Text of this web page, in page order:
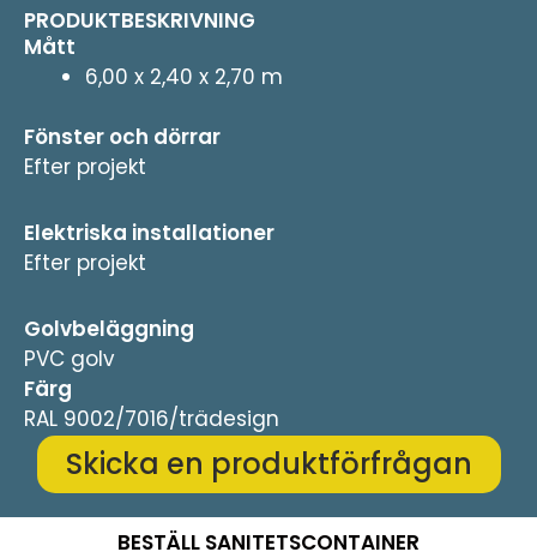
PRODUKTBESKRIVNING
Mått
6,00 x 2,40 x 2,70 m
Fönster och dörrar
Efter projekt
Elektriska installationer
Efter projekt
Golvbeläggning
PVC golv
Färg
RAL 9002/7016/trädesign
Skicka en produktförfrågan
BESTÄLL SANITETSCONTAINER